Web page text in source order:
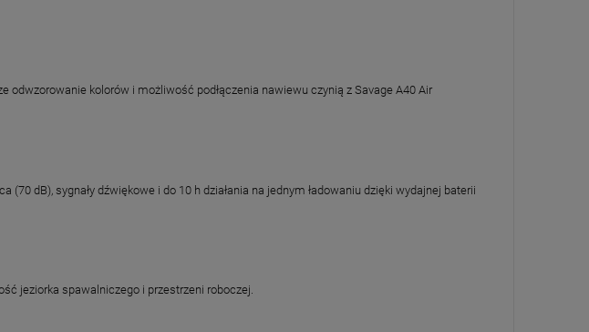
kolorów i możliwość podłączenia nawiewu czynią z Savage A40 Air
dB), sygnały dźwiękowe i do 10 h działania na jednym ładowaniu dzięki wydajnej baterii
jeziorka spawalniczego i przestrzeni roboczej.